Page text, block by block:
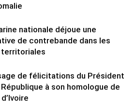
nationale déjoue une
de contrebande dans les
territoriales
de félicitations du Président
à son homologue de